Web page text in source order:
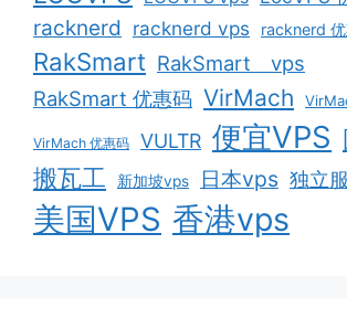
racknerd racknerd vps racknerd
RakSmart RakSmart vps
RakSmart 优惠码 VirMach
VirMach 优惠码 VULTR 便宜VPS
搬瓦工
新加坡vps 日本vps 独立
美国VPS 香港vps